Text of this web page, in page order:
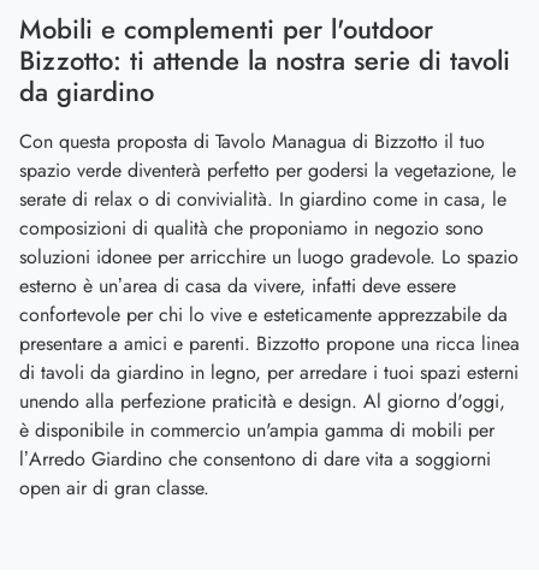
Mobili e complementi per l'outdoor
Bizzotto: ti attende la nostra serie di tavoli
da giardino
Con questa proposta di Tavolo Managua di Bizzotto il tuo
spazio verde diventerà perfetto per godersi la vegetazione, le
serate di relax o di convivialità. In giardino come in casa, le
composizioni di qualità che proponiamo in negozio sono
soluzioni idonee per arricchire un luogo gradevole. Lo spazio
esterno è un’area di casa da vivere, infatti deve essere
confortevole per chi lo vive e esteticamente apprezzabile da
presentare a amici e parenti. Bizzotto propone una ricca linea
di tavoli da giardino in legno, per arredare i tuoi spazi esterni
unendo alla perfezione praticità e design. Al giorno d'oggi,
è disponibile in commercio un'ampia gamma di mobili per
l’Arredo Giardino che consentono di dare vita a soggiorni
open air di gran classe.